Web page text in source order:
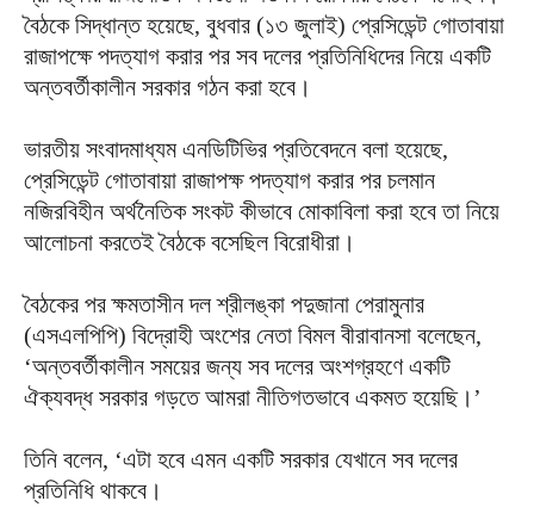
বৈঠকে সিদ্ধান্ত হয়েছে, বুধবার (১৩ জুলাই) প্রেসিডেন্ট গোতাবায়া
রাজাপক্ষে পদত্যাগ করার পর সব দলের প্রতিনিধিদের নিয়ে একটি
অন্তবর্তীকালীন সরকার গঠন করা হবে।
ভারতীয় সংবাদমাধ্যম এনডিটিভির প্রতিবেদনে বলা হয়েছে,
প্রেসিডেন্ট গোতাবায়া রাজাপক্ষ পদত্যাগ করার পর চলমান
নজিরবিহীন অর্থনৈতিক সংকট কীভাবে মোকাবিলা করা হবে তা নিয়ে
আলোচনা করতেই বৈঠকে বসেছিল বিরোধীরা।
বৈঠকের পর ক্ষমতাসীন দল শ্রীলঙ্কা পদুজানা পেরামুনার
(এসএলপিপি) বিদ্রোহী অংশের নেতা বিমল বীরাবানসা বলেছেন,
‘অন্তবর্তীকালীন সময়ের জন্য সব দলের অংশগ্রহণে একটি
ঐক্যবদ্ধ সরকার গড়তে আমরা নীতিগতভাবে একমত হয়েছি।’
তিনি বলেন, ‘এটা হবে এমন একটি সরকার যেখানে সব দলের
প্রতিনিধি থাকবে।